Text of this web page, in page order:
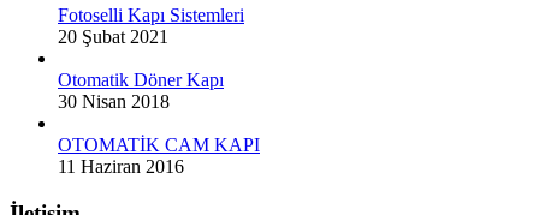
Fotoselli Kapı Sistemleri
20 Şubat 2021
Otomatik Döner Kapı
30 Nisan 2018
OTOMATİK CAM KAPI
11 Haziran 2016